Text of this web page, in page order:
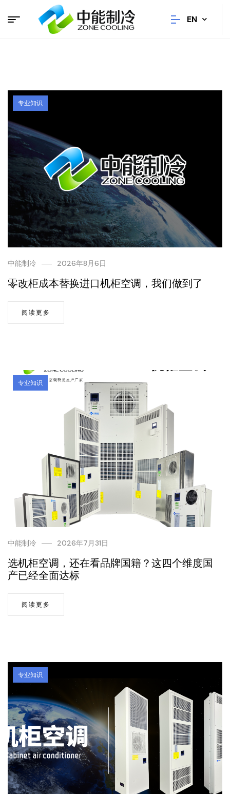
EN
专业知识
中能制冷 2026年8月6日
零改柜成本替换进口机柜空调，我们做到了
阅读更多
专业知识
中能制冷 2026年7月31日
选机柜空调，还在看品牌国籍？这四个维度国
产已经全面达标
阅读更多
专业知识